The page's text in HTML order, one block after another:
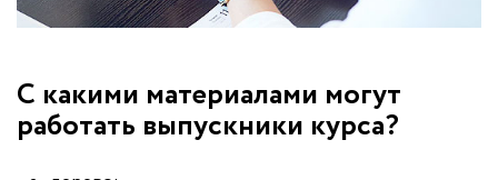
С какими материалами могут
работать выпускники курса?